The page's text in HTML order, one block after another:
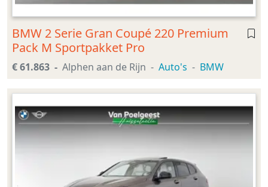
BMW 2 Serie Gran Coupé 220 Premium
Pack M Sportpakket Pro
€ 61.863 Alphen aan de Rijn Auto's BMW